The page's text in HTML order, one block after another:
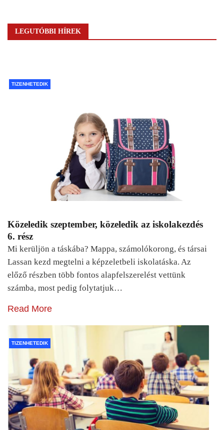
LEGUTÓBBI HÍREK
TIZENHETEDIK
Közeledik szeptember, közeledik az iskolakezdés
6. rész
Mi kerüljön a táskába? Mappa, számolókorong, és társai
Lassan kezd megtelni a képzeletbeli iskolatáska. Az
előző részben több fontos alapfelszerelést vettünk
számba, most pedig folytatjuk…
Read More
TIZENHETEDIK